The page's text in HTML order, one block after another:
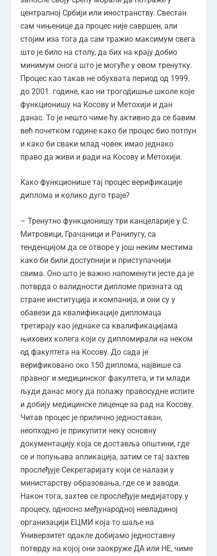
централној Србији или иностранству. Свестан
сам чињенице да процес није савршен, али
стојим иза тога да сам тражио максимум свега
што је било на столу, да бих на крају добио
минимум онога што је могуће у овом тренутку.
Процес као такав не обухвата период од 1999.
до 2001. године, као ни трогодишње школе које
функционишу на Косову и Метохији и дан
данас. То је нешто чиме ћу активно да се бавим
већ почетком године како би процес био потпун
и како би сваки млад човек имао једнако
право да живи и ради на Косову и Метохији.
Како функционише тај процес верификације
диплома и колико дуго траје?
– Тренутно функционишу три канцеларије у С.
Митровици, Грачаници и Ранилугу, са
тенденцијом да се отворе у још неким местима
како би били доступнији и приступачнији
свима. Оно што је важно напоменути јесте да је
потврда о валидности дипломе призната од
стране институција и компанија, и они су у
обавези да квалификације дипломаца
третирају као једнаке са квалификацијама
њихових колега који су дипломирали на неком
од факултета на Косову. До сада је
верификовано око 150 диплома, највише са
правног и медицинског факултета, и ти млади
људи данас могу да полажу правосудне испите
и добију медицинске лиценце за рад на Косову.
Читав процес је прилично једноставан,
неопходно је прикупити неку основну
документацију која се доставља општини, где
се и попуњава апликација, затим се тај захтев
прослеђује Секретаријату који се налази у
министарству образовања, где се и заводи.
Након тога, захтев се прослеђује медијатору у
процесу, односно међународној невладиној
организацији ЕЦМИ која то шаље на
Универзитет одакле добијамо једноставну
потврду на којој они заокруже ДА или НЕ, чиме